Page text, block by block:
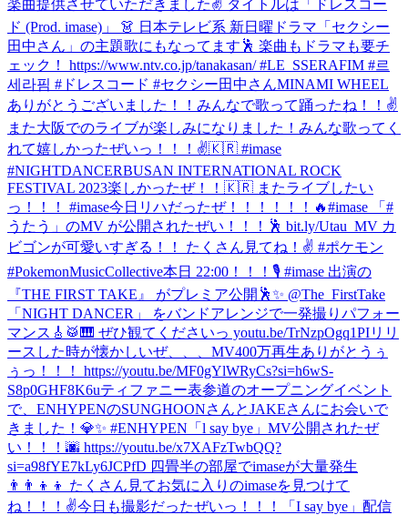
楽曲提供させていただきました✌️ タイトルは「ドレスコー
ド (Prod. imase)」 👗 日本テレビ系 新日曜ドラマ「セクシー
田中さん」の主題歌にもなってます🕺 楽曲もドラマも要チ
ェック！ https://www.ntv.co.jp/tanakasan/ #LE_SSERAFIM #르
세라핌 #ドレスコード #セクシー田中さんMINAMI WHEEL
ありがとうございました！！みんなで歌って踊ったね！！✌️
また大阪でのライブが楽しみになりました！ みんな歌ってく
れて嬉しかったぜいっ！！！✌️🇰🇷 #imase
#NIGHTDANCERBUSAN INTERNATIONAL ROCK
FESTIVAL 2023楽しかったぜ！！🇰🇷 またライブしたい
っ！！！ #imase今日リハだったぜ！！！！！！🔥#imase 「#
うたう」のMV が公開されたぜい！！！🕺 bit.ly/Utau_MV カ
ビゴンが可愛いすぎる！！ たくさん見てね！✌️ #ポケモン
#PokemonMusicCollective本日 22:00！！！🎙️ #imase 出演の
『THE FIRST TAKE』 がプレミア公開🕺✨ @The_FirstTake
「NIGHT DANCER」 をバンドアレンジで一発撮りパフォー
マンス🎸🥁🎹 ぜひ観てくださいっ youtu.be/TrNzpOgq1PIリリ
ースした時が懐かしいぜ、、、MV400万再生ありがとうぅ
ぅっ！！！ https://youtu.be/MF0gYlWRyCs?si=h6wS-
S8p0GHF8K6uティファニー表参道のオープニングイベント
で、ENHYPENのSUNGHOONさんとJAKEさんにお会いで
きました！💎✨ #ENHYPEN 「l say bye」MV公開されたぜ
い！！！🌆 https://youtu.be/x7XAFzTwbQQ?
si=a98fYE7kLy6JCPfD 四畳半の部屋でimaseが大量発生
👨‍👨‍👦‍👦 たくさん見てお気に入りのimaseを見つけて
ね！！！✌️今日も撮影だったぜいっ！！！
「I say bye」配信